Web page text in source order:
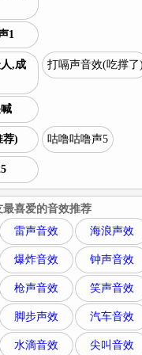
1
,成
打嗝声音效(吃撑了)
) 咕噜咕噜声5
最喜爱的音效推荐
雷声音效 海浪声效
爆炸音效 钟声音效
枪声音效 笑声音效
脚步声效 汽车音效
水滴音效 尖叫音效